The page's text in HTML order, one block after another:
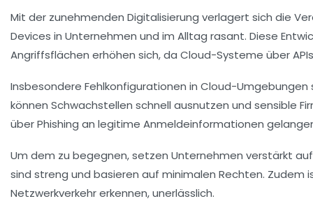
Mit der zunehmenden Digitalisierung verlagert sich die
Devices in Unternehmen und im Alltag rasant. Diese
Angriffsflächen erhöhen sich, da Cloud-Systeme über
Insbesondere Fehlkonfigurationen in Cloud-
können Schwachstellen schnell ausnutzen und sensible
über Phishing an legitime Anmeldeinformationen
Um dem zu begegnen, setzen Unternehmen verstärkt
sind streng und basieren auf minimalen Rechten.
Netzwerkverkehr erkennen, unerlässlich.